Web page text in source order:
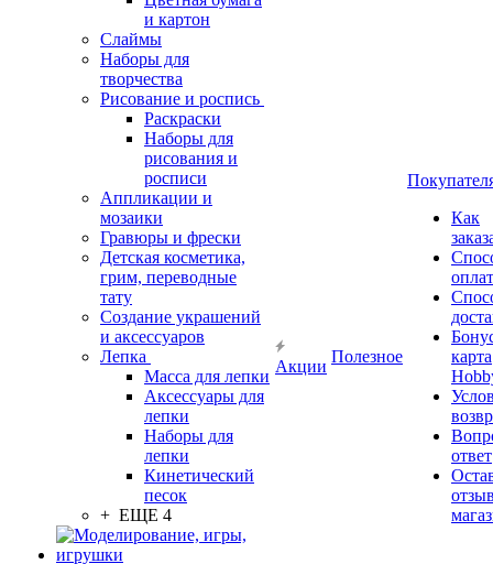
и картон
Слаймы
Наборы для
творчества
Рисование и роспись
Раскраски
Наборы для
рисования и
росписи
Аппликации и
мозаики
Гравюры и фрески
Детская косметика,
грим, переводные
тату
Создание украшений
и аксессуаров
Лепка
Масса для лепки
Аксессуары для
лепки
Наборы для
лепки
Кинетический
песок
+ ЕЩЕ 4
Акции
Полезное
Как
карта
ответ